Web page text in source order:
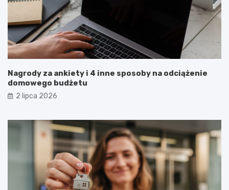
Nagrody za ankiety i 4 inne sposoby na odciążenie
domowego budżetu
2 lipca 2026